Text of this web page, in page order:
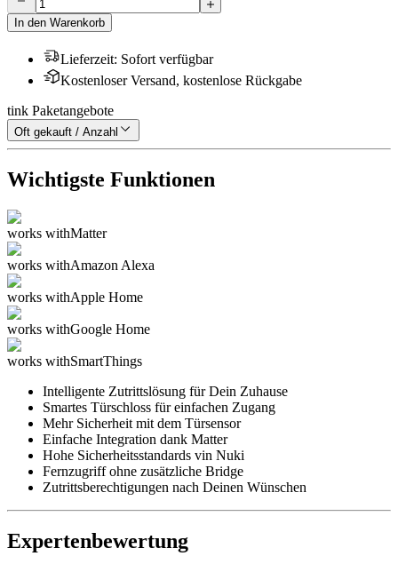
In den Warenkorb
Lieferzeit: Sofort verfügbar
Kostenloser Versand, kostenlose Rückgabe
tink Paketangebote
Oft gekauft / Anzahl
Wichtigste Funktionen
works withMatter
works withAmazon Alexa
works withApple Home
works withGoogle Home
works withSmartThings
Intelligente Zutrittslösung für Dein Zuhause
Smartes Türschloss für einfachen Zugang
Mehr Sicherheit mit dem Türsensor
Einfache Integration dank Matter
Hohe Sicherheitsstandards vin Nuki
Fernzugriff ohne zusätzliche Bridge
Zutrittsberechtigungen nach Deinen Wünschen
Expertenbewertung